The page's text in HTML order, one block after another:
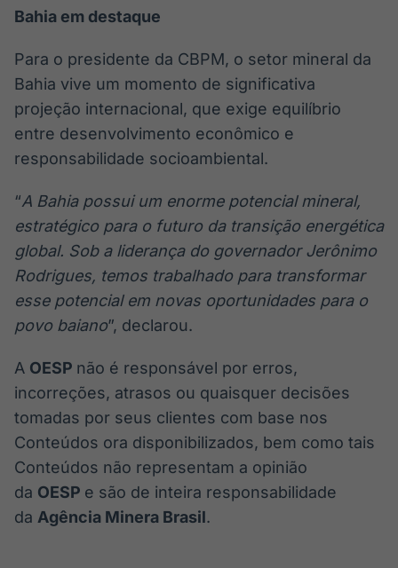
Bahia em destaque
Para o presidente da CBPM, o setor mineral da
Bahia vive um momento de significativa
projeção internacional, que exige equilíbrio
entre desenvolvimento econômico e
responsabilidade socioambiental.
“A Bahia possui um enorme potencial mineral,
estratégico para o futuro da transição energética
global. Sob a liderança do governador Jerônimo
Rodrigues, temos trabalhado para transformar
esse potencial em novas oportunidades para o
povo baiano”, declarou.
A OESP não é responsável por erros,
incorreções, atrasos ou quaisquer decisões
tomadas por seus clientes com base nos
Conteúdos ora disponibilizados, bem como tais
Conteúdos não representam a opinião
da OESP e são de inteira responsabilidade
da Agência Minera Brasil.